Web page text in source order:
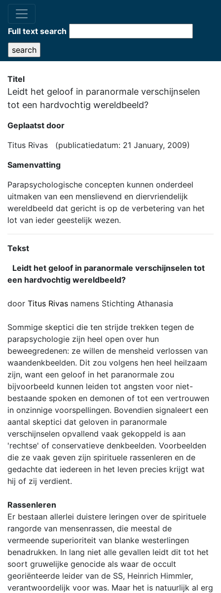
Full text search
Titel
Leidt het geloof in paranormale verschijnselen
tot een hardvochtig wereldbeeld?
Geplaatst door
Titus Rivas (publicatiedatum: 21 January, 2009)
Samenvatting
Parapsychologische concepten kunnen onderdeel
uitmaken van een menslievend en diervriendelijk
wereldbeeld dat gericht is op de verbetering van het
lot van ieder geestelijk wezen.
Tekst
Leidt het geloof in paranormale verschijnselen tot
een hardvochtig wereldbeeld?
door Titus Rivas namens Stichting Athanasia
Sommige skeptici die ten strijde trekken tegen de
parapsychologie zijn heel open over hun
beweegredenen: ze willen de mensheid verlossen van
waandenkbeelden. Dit zou volgens hen heel heilzaam
zijn, want een geloof in het paranormale zou
bijvoorbeeld kunnen leiden tot angsten voor niet-
bestaande spoken en demonen of tot een vertrouwen
in onzinnige voorspellingen. Bovendien signaleert een
aantal skeptici dat geloven in paranormale
verschijnselen opvallend vaak gekoppeld is aan
'rechtse' of conservatieve denkbeelden. Voorbeelden
die ze vaak geven zijn spirituele rassenleren en de
gedachte dat iedereen in het leven precies krijgt wat
hij of zij verdient.
Rassenleren
Er bestaan allerlei duistere leringen over de spirituele
rangorde van mensenrassen, die meestal de
vermeende superioriteit van blanke westerlingen
benadrukken. In lang niet alle gevallen leidt dit tot het
soort gruwelijke genocide als waar de occult
georiënteerde leider van de SS, Heinrich Himmler,
verantwoordelijk voor was. Maar het is natuurlijk al erg